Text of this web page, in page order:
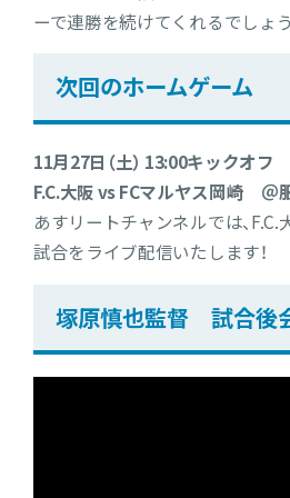
ーで連勝を続けてくれるでしょう
次回のホームゲーム
11月27日（土） 13:00キックオフ
F.C.大阪 vs FCマルヤス岡崎 ＠
あすリートチャンネルでは、
試合をライブ配信いたします！
塚原慎也監督 試合後